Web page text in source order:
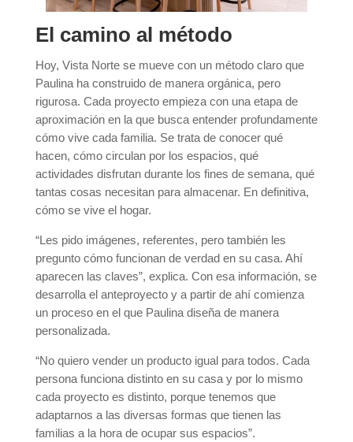
El camino al método
Hoy, Vista Norte se mueve con un método claro que
Paulina ha construido de manera orgánica, pero
rigurosa. Cada proyecto empieza con una etapa de
aproximación en la que busca entender profundamente
cómo vive cada familia. Se trata de conocer qué
hacen, cómo circulan por los espacios, qué
actividades disfrutan durante los fines de semana, qué
tantas cosas necesitan para almacenar. En definitiva,
cómo se vive el hogar.
“Les pido imágenes, referentes, pero también les
pregunto cómo funcionan de verdad en su casa. Ahí
aparecen las claves”, explica. Con esa información, se
desarrolla el anteproyecto y a partir de ahí comienza
un proceso en el que Paulina diseña de manera
personalizada.
“No quiero vender un producto igual para todos. Cada
persona funciona distinto en su casa y por lo mismo
cada proyecto es distinto, porque tenemos que
adaptarnos a las diversas formas que tienen las
familias a la hora de ocupar sus espacios”.